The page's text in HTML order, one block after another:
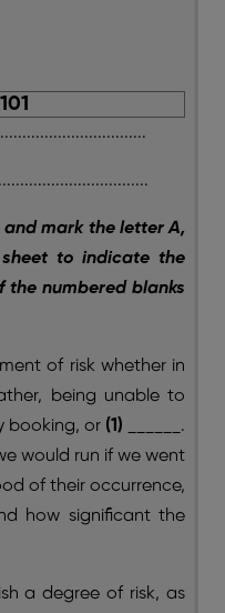
mark the letter A,
to indicate the
numbered blanks
of risk whether in
being unable to
booking, or (1) ______.
would run if we went
of their occurrence,
how significant the
a degree of risk, as